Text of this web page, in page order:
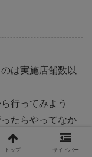
は実施店舗数以
行ってみよう
たらやってなか
感がして腹立た
られ具合と、実
トップ サイドバー